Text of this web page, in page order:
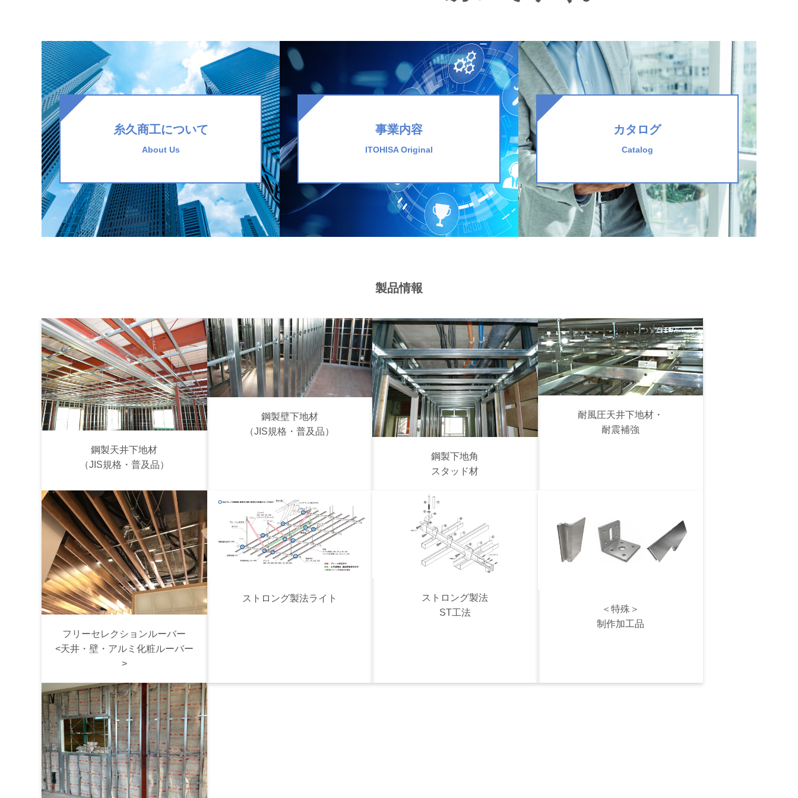
糸久商工について
About Us
事業内容
ITOHISA Original
カタログ
Catalog
製品情報
鋼製天井下地材
（JIS規格・普及品）
鋼製壁下地材
（JIS規格・普及品）
鋼製下地角
スタッド材
耐風圧天井下地材・
耐震補強
フリーセレクションルーバー
<天井・壁・アルミ化粧ルーバー
>
ストロング製法ライト
ストロング製法
ST工法
＜特殊＞
制作加工品